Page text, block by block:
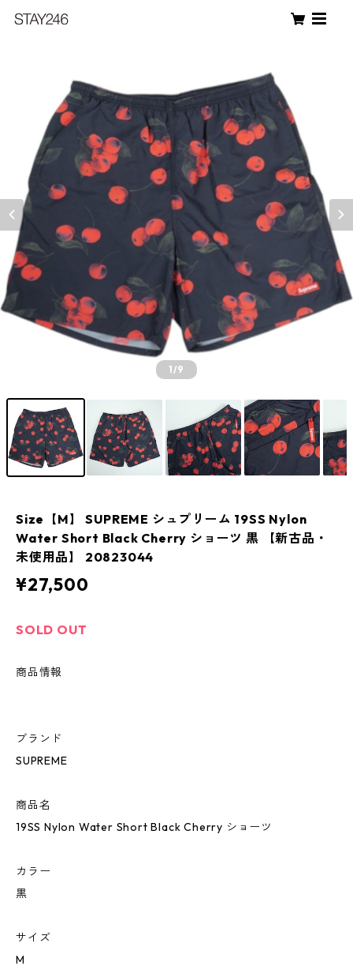
1/9
Size【M】 SUPREME シュプリーム 19SS Nylon
Water Short Black Cherry ショーツ 黒 【新古品・
未使用品】 20823044
¥27,500
SOLD OUT
商品情報
ブランド
SUPREME
商品名
19SS Nylon Water Short Black Cherry ショーツ
カラー
黒
サイズ
M